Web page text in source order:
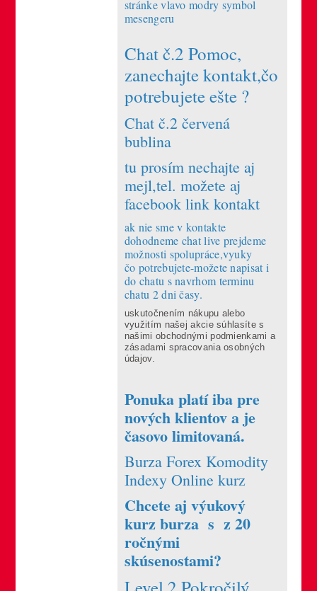
stránke vlavo modry symbol
mesengeru
Chat č.2 Pomoc,
zanechajte kontakt,čo
potrebujete ešte ?
Chat č.2 červená
bublina
tu prosím nechajte aj
mejl,tel. možete aj
facebook link kontakt
ak nie sme v kontakte
dohodneme chat live prejdeme
možnosti spolupráce,vyuky
čo potrebujete-možete napisat i
do chatu s navrhom terminu
chatu 2 dni časy.
uskutočnením nákupu alebo
využitím našej akcie súhlasíte s
našimi obchodnými podmienkami a
zásadami spracovania osobných
údajov.
Ponuka platí iba pre
nových klientov a je
časovo limitovaná.
Burza Forex Komodity
Indexy Online kurz
Chcete aj výukový
kurz burza s z 20
ročnými
skúsenostami?